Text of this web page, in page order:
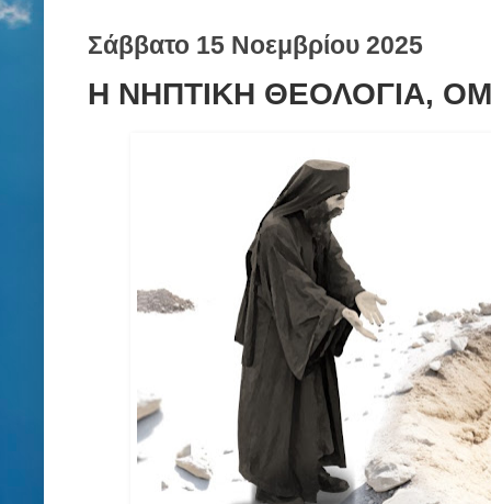
Σάββατο 15 Νοεμβρίου 2025
Η ΝΗΠΤΙΚΗ ΘΕΟΛΟΓΙΑ,